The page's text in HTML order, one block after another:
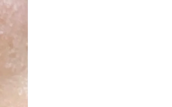
毛穴洗浄の継続が美肌を作るポイント
乾燥やくすみ対策にエステ活用のすすめ
乾燥肌にエステを取り入れるメリットとは
エステでの保湿ケアと自宅ケアのポイント
乾燥対策に最適なエステコースの選び方